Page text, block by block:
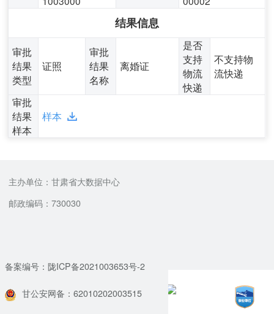
结果信息
审批
结果
类型
证照
审批
结果
名称
离婚证
是否
支持
物流
快递
不支持物
流快递
审批
结果
样本
样本
主办单位：甘肃省大数据中心
邮政编码：730030
备案编号：陇ICP备2021003653号-2
甘公安网备：62010202003515